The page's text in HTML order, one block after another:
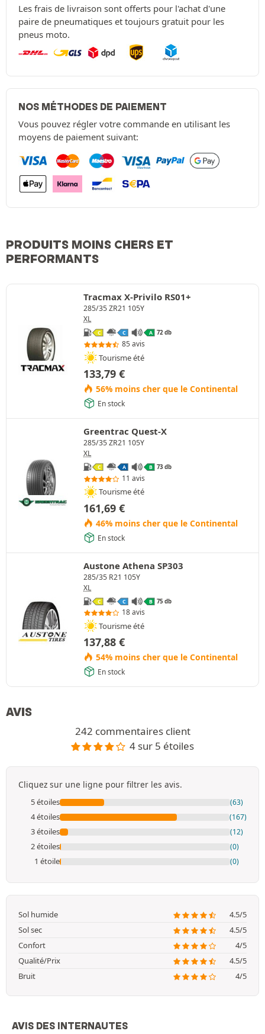
Les frais de livraison sont offerts pour l'achat d'une
paire de pneumatiques et toujours gratuit pour les
pneus moto.
NOS MÉTHODES DE PAIEMENT
Vous pouvez régler votre commande en utilisant les
moyens de paiement suivant:
PRODUITS MOINS CHERS ET
PERFORMANTS
Tracmax X-Privilo RS01+
285/35 ZR21 105Y
XL
C C A 72 db
85 avis
Tourisme été
133,79 €
56% moins cher que le Continental
En stock
Greentrac Quest-X
285/35 ZR21 105Y
XL
C A B 73 db
11 avis
Tourisme été
161,69 €
46% moins cher que le Continental
En stock
Austone Athena SP303
285/35 R21 105Y
XL
C C B 75 db
18 avis
Tourisme été
137,88 €
54% moins cher que le Continental
En stock
AVIS
242 commentaires client
4 sur 5 étoiles
Cliquez sur une ligne pour filtrer les avis.
5 étoiles (63)
4 étoiles (167)
3 étoiles (12)
2 étoiles (0)
1 étoile (0)
Sol humide
4.5/5
Sol sec
4.5/5
Confort
4/5
Qualité/Prix
4.5/5
Bruit
4/5
AVIS DES INTERNAUTES